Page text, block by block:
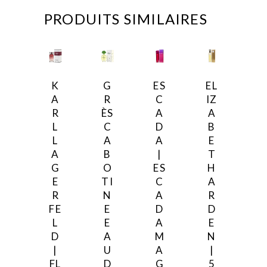
PRODUITS SIMILAIRES
K
A
R
L
L
A
G
E
R
FE
L
D
|
FL
G
R
ÈS
C
A
B
O
TI
N
E
E
A
U
D
ES
C
A
D
A
|
ES
C
A
D
A
M
A
G
EL
IZ
A
B
E
T
H
A
R
D
E
N
|
5